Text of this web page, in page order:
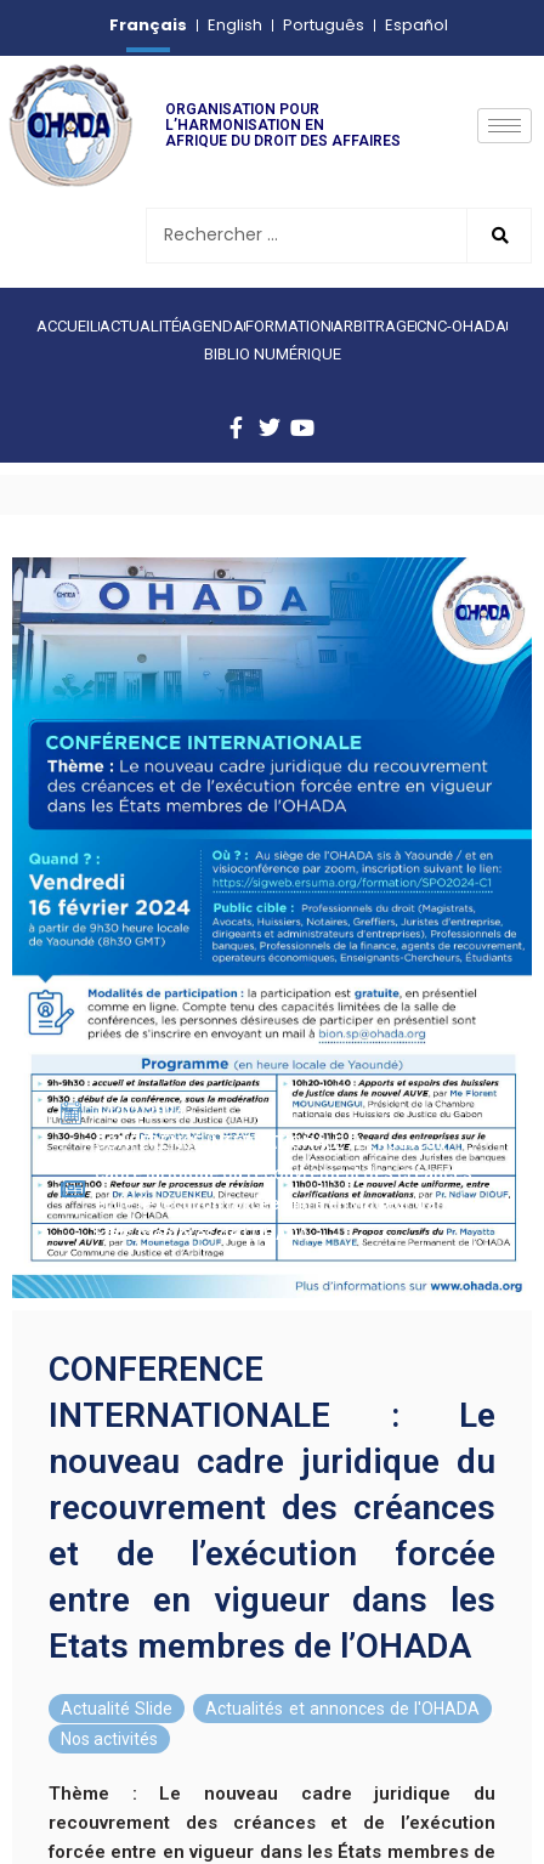
Français English Português Español
ORGANISATION POUR
L’HARMONISATION EN
AFRIQUE DU DROIT DES AFFAIRES
ACCUEIL ACTUALITÉAGENDAFORMATION ARBITRAGECNC-OHADA
BIBLIO NUMÉRIQUE
14/02/2024
CONFERENCE INTERNATIONALE : Le nouveau
cadre juridique du recouvrement des créances
et de l’exécution forcée entre en vigueur dans les
Etats membres de l’OHADA
CONFERENCE
INTERNATIONALE : Le
nouveau cadre juridique du
recouvrement des créances
et de l’exécution forcée
entre en vigueur dans les
Etats membres de l’OHADA
Actualité Slide , Actualités et annonces de l'OHADA
Nos activités
Thème : Le nouveau cadre juridique du
recouvrement des créances et de l’exécution
forcée entre en vigueur dans les États membres de